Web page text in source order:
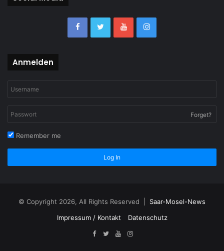
Anmelden
Forget?
Remember me
Log In
© Copyright 2026, All Rights Reserved | Saar-Mosel-News
Impressum / Kontakt
Datenschutz